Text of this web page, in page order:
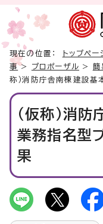
現在の位置： トップペー
事> プロポーザル > 簡
称）消防庁舎南棟建設基
（仮称）消
業務指名型
果